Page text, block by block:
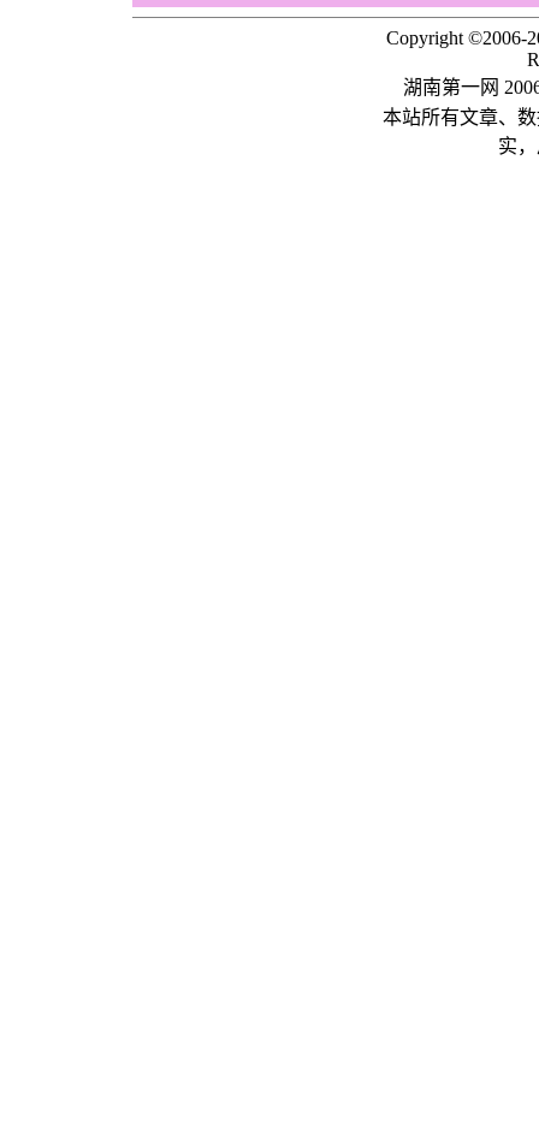
Copyright ©2006-
湖南第一网
本站所有文章、
实